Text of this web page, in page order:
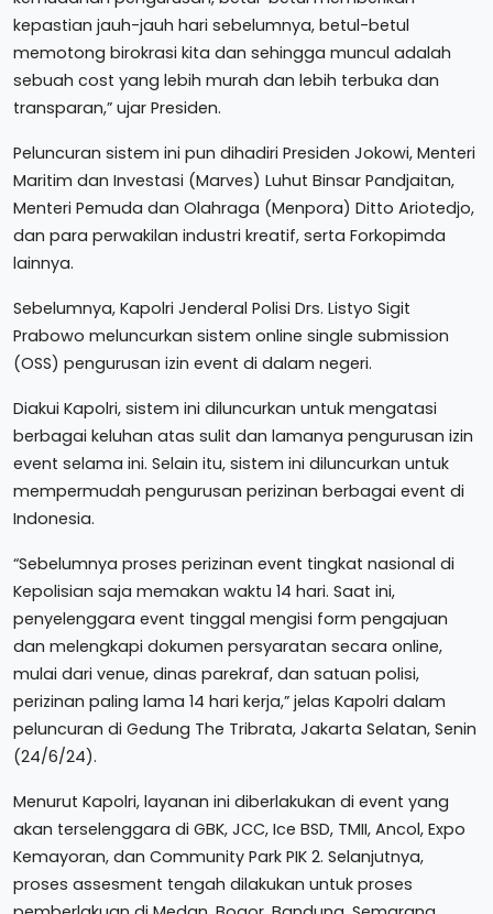
kepastian jauh-jauh hari sebelumnya, betul-betul
memotong birokrasi kita dan sehingga muncul adalah
sebuah cost yang lebih murah dan lebih terbuka dan
transparan,” ujar Presiden.
Peluncuran sistem ini pun dihadiri Presiden Jokowi, Menteri
Maritim dan Investasi (Marves) Luhut Binsar Pandjaitan,
Menteri Pemuda dan Olahraga (Menpora) Ditto Ariotedjo,
dan para perwakilan industri kreatif, serta Forkopimda
lainnya.
Sebelumnya, Kapolri Jenderal Polisi Drs. Listyo Sigit
Prabowo meluncurkan sistem online single submission
(OSS) pengurusan izin event di dalam negeri.
Diakui Kapolri, sistem ini diluncurkan untuk mengatasi
berbagai keluhan atas sulit dan lamanya pengurusan izin
event selama ini. Selain itu, sistem ini diluncurkan untuk
mempermudah pengurusan perizinan berbagai event di
Indonesia.
“Sebelumnya proses perizinan event tingkat nasional di
Kepolisian saja memakan waktu 14 hari. Saat ini,
penyelenggara event tinggal mengisi form pengajuan
dan melengkapi dokumen persyaratan secara online,
mulai dari venue, dinas parekraf, dan satuan polisi,
perizinan paling lama 14 hari kerja,” jelas Kapolri dalam
peluncuran di Gedung The Tribrata, Jakarta Selatan, Senin
(24/6/24).
Menurut Kapolri, layanan ini diberlakukan di event yang
akan terselenggara di GBK, JCC, Ice BSD, TMII, Ancol, Expo
Kemayoran, dan Community Park PIK 2. Selanjutnya,
proses assesment tengah dilakukan untuk proses